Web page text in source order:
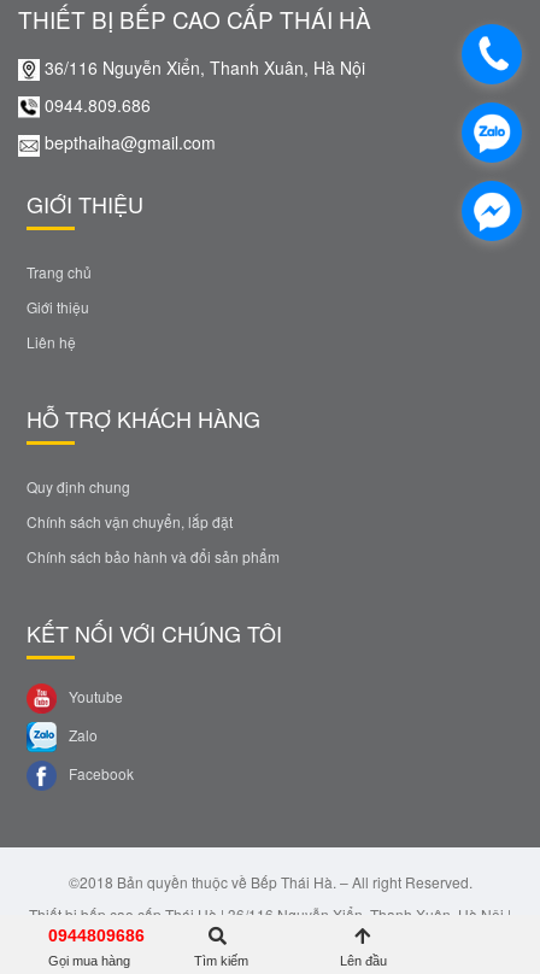
THIẾT BỊ BẾP CAO CẤP THÁI HÀ
36/116 Nguyễn Xiển, Thanh Xuân, Hà Nội
0944.809.686
bepthaiha@gmail.com
GIỚI THIỆU
Trang chủ
Giới thiệu
Liên hệ
HỖ TRỢ KHÁCH HÀNG
Quy định chung
Chính sách vận chuyển, lắp đặt
Chính sách bảo hành và đổi sản phẩm
KẾT NỐI VỚI CHÚNG TÔI
Youtube
Zalo
Facebook
©2018 Bản quyền thuộc về Bếp Thái Hà. – All right Reserved.
Thiết bị bếp cao cấp Thái Hà | 36/116 Nguyễn Xiển, Thanh Xuân, Hà Nội |
Email: bepthaiha@gmail.com | Hotline: 0944.809.686
0944809686
Gọi mua hàng Tìm kiếm Lên đầu